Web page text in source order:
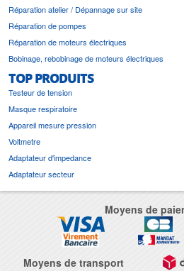
Réparation atelier / Dépannage sur site
Réparation de pompes
Réparation de moteurs électriques
Bobinage, rebobinage de moteurs électriques
TOP PRODUITS
Testeur de tension
Masque respiratoire
Appareil mesure pression
Voltmetre
Adaptateur d'impedance
Adaptateur secteur
Moyens de
Moyens de transport